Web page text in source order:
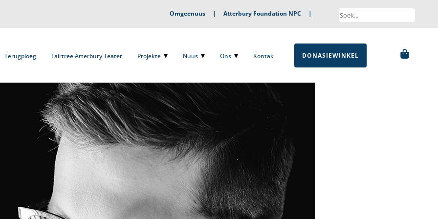
Omgeenuus| Atterbury Foundation NPC |
Terugploeg Fairtree Atterbury Teater Projekte Nuus Ons Kontak DONASIEWINKEL